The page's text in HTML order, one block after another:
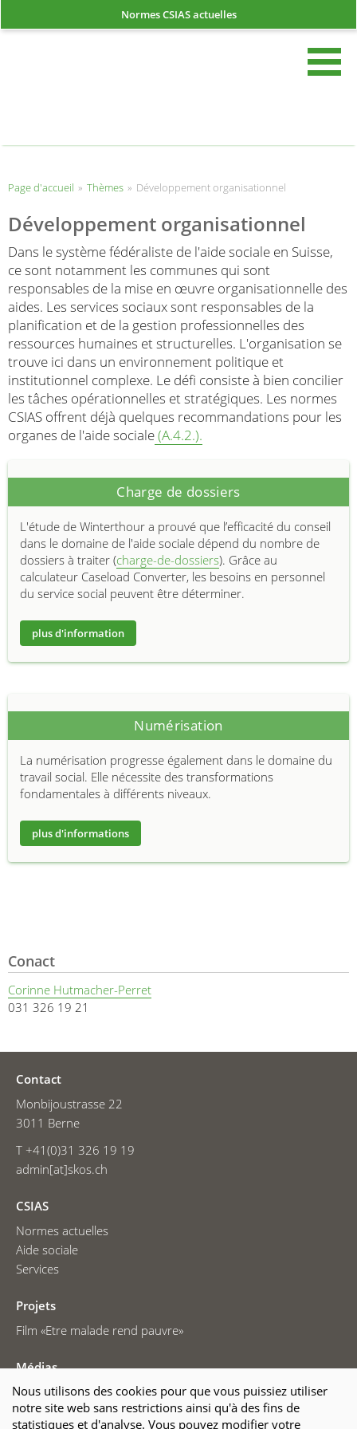
Normes CSIAS actuelles
Page d'accueil » Thèmes » Développement organisationnel
Développement organisationnel
Dans le système fédéraliste de l'aide sociale en Suisse,
ce sont notamment les communes qui sont
responsables de la mise en œuvre organisationnelle des
aides. Les services sociaux sont responsables de la
planification et de la gestion professionnelles des
ressources humaines et structurelles. L'organisation se
trouve ici dans un environnement politique et
institutionnel complexe. Le défi consiste à bien concilier
les tâches opérationnelles et stratégiques. Les normes
CSIAS offrent déjà quelques recommandations pour les
organes de l'aide sociale(A.4.2.).
Charge de dossiers
L'étude de Winterthour a prouvé que l’efficacité du conseil
dans le domaine de l'aide sociale dépend du nombre de
dossiers à traiter (charge-de-dossiers). Grâce au
calculateur Caseload Converter, les besoins en personnel
du service social peuvent être déterminer.
plus d'information
Numérisation
La numérisation progresse également dans le domaine du
travail social. Elle nécessite des transformations
fondamentales à différents niveaux.
plus d'informations
Conact
Corinne Hutmacher-Perret
031 326 19 21
Contact
Monbijoustrasse 22
3011 Berne
T +41(0)31 326 19 19
admin[at]skos.ch
CSIAS
Normes actuelles
Aide sociale
Services
Projets
Film «Etre malade rend pauvre»
Médias
Communiqués de presse
Photos de presse
Nous utilisons des cookies pour que vous puissiez utiliser
notre site web sans restrictions ainsi qu'à des fins de
statistiques et d'analyse. Vous pouvez modifier votre